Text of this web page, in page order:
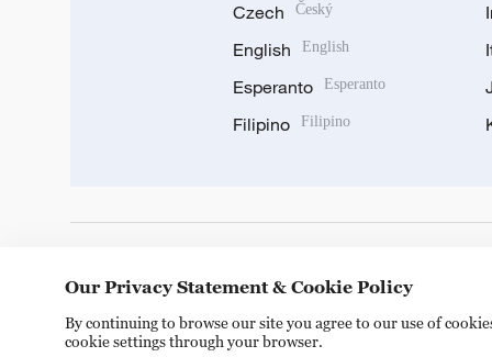
Czech Český
English English
Esperanto Esperanto
Filipino Filipino
Our Privacy Statement & Cookie Policy
By continuing to browse our site you agree to our use of
cookie settings through your browser.